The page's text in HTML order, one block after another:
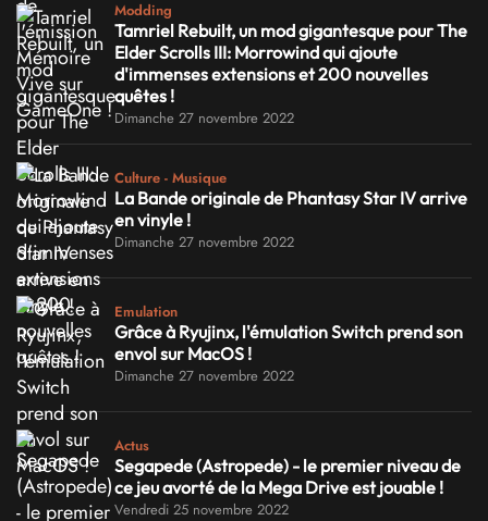
Modding
Tamriel Rebuilt, un mod gigantesque pour The
Elder Scrolls III: Morrowind qui ajoute
d'immenses extensions et 200 nouvelles
quêtes !
Dimanche 27 novembre 2022
Culture - Musique
La Bande originale de Phantasy Star IV arrive
en vinyle !
Dimanche 27 novembre 2022
Emulation
Grâce à Ryujinx, l'émulation Switch prend son
envol sur MacOS !
Dimanche 27 novembre 2022
Actus
Segapede (Astropede) - le premier niveau de
ce jeu avorté de la Mega Drive est jouable !
Vendredi 25 novembre 2022